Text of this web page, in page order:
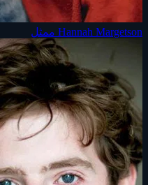
Hannah Margetson ممثل